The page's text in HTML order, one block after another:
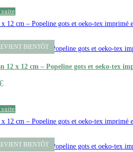
12 x 12 cm – Popeline gots et oeko-tex